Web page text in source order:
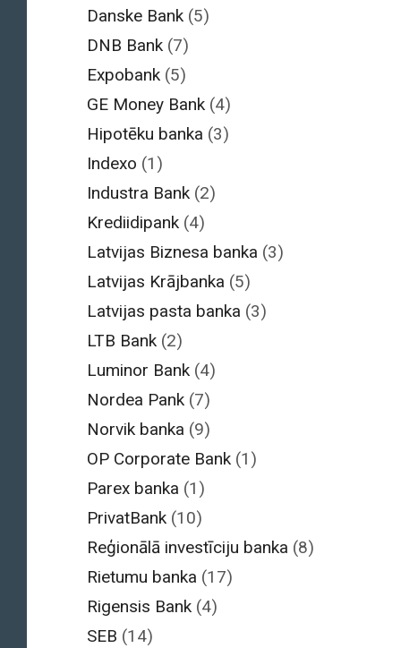
Danske Bank (5)
DNB Bank (7)
Expobank (5)
GE Money Bank (4)
Hipotēku banka (3)
Indexo (1)
Industra Bank (2)
Krediidipank (4)
Latvijas Biznesa banka (3)
Latvijas Krājbanka (5)
Latvijas pasta banka (3)
LTB Bank (2)
Luminor Bank (4)
Nordea Pank (7)
Norvik banka (9)
OP Corporate Bank (1)
Parex banka (1)
PrivatBank (10)
Reģionālā investīciju banka (8)
Rietumu banka (17)
Rigensis Bank (4)
SEB (14)